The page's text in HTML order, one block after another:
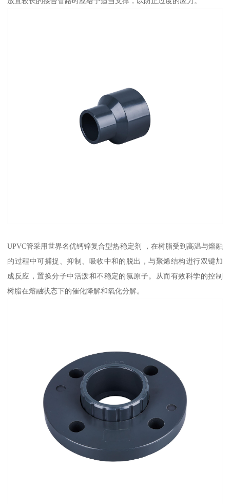
UPVC管采用世界名优钙锌复合型热稳定剂 ，在树脂受到高温与熔融
的过程中可捕捉、抑制、吸收中和的脱出，与聚烯结构进行双键加
成反应，置换分子中活泼和不稳定的氯原子。从而有效科学的控制
树脂在熔融状态下的催化降解和氧化分解。